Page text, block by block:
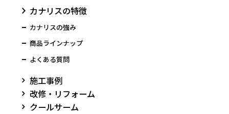
カナリスの特徴
カナリスの強み
商品ラインナップ
よくある質問
施工事例
改修・リフォーム
クールサーム